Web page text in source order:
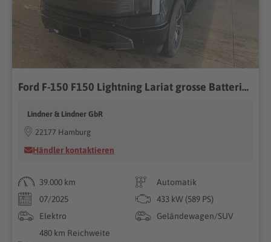
Ford F-150 F150 Lightning Lariat grosse Batterie im Vorlauf
Lindner & Lindner GbR
22177 Hamburg
Händler kontaktieren
39.000 km
Automatik
07/2025
433 kW (589 PS)
Elektro
Geländewagen/SUV
480 km Reichweite